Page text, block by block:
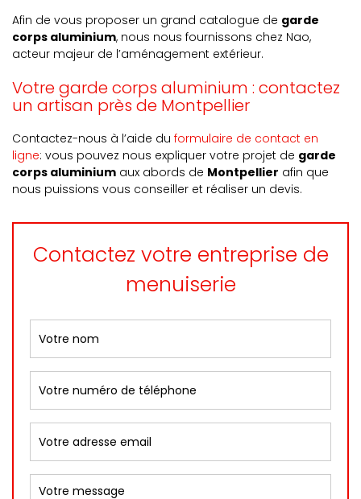
Afin de vous proposer un grand catalogue de garde
corps aluminium, nous nous fournissons chez Nao,
acteur majeur de l’aménagement extérieur.
Votre garde corps aluminium : contactez
un artisan près de Montpellier
Contactez-nous à l’aide du formulaire de contact en
ligne: vous pouvez nous expliquer votre projet de garde
corps aluminium aux abords de Montpellier afin que
nous puissions vous conseiller et réaliser un devis.
Contactez votre entreprise de
menuiserie